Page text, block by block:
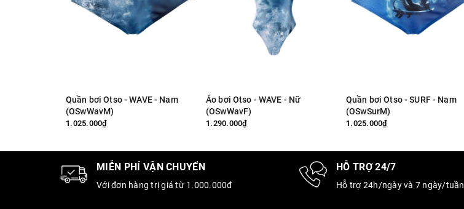
Quần bơi Otso - WAVE - Nam
(OSwWavM)
1.025.000₫
Áo bơi Otso - WAVE - Nữ
(OSwWavF)
1.290.000₫
Quần bơi Otso - SURF - Nam
(OSwSurM)
1.025.000₫
MIỄN PHÍ VẬN CHUYỂN
Với đơn hàng trị giá từ 1.000.000đ
HỖ TRỢ 24/7
Hỗ trợ 24h/ngày và 7 ngày/tuần